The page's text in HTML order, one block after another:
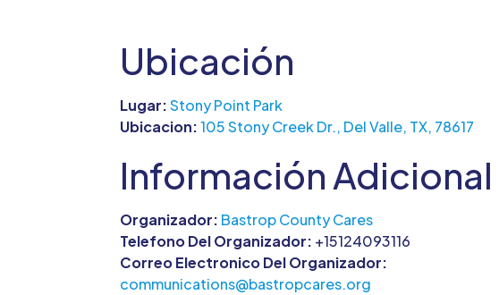
Ubicación
Lugar:Stony Point Park
Ubicacion:105 Stony Creek Dr., Del Valle, TX, 78617
Información Adicional
Organizador: Bastrop County Cares
Telefono Del Organizador: +15124093116
Correo Electronico Del Organizador:
communications@bastropcares.org